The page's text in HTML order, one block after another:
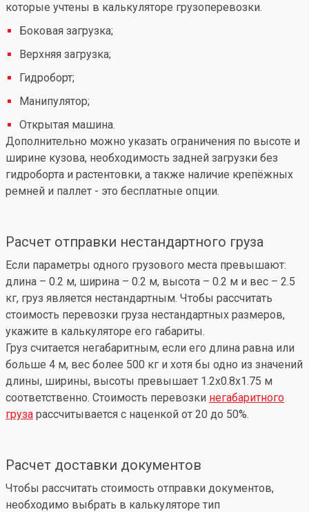
которые учтены в калькуляторе грузоперевозки.
Боковая загрузка;
Верхняя загрузка;
Гидроборт;
Манипулятор;
Открытая машина.
Дополнительно можно указать ограничения по высоте и
ширине кузова, необходимость задней загрузки без
гидроборта и растентовки, а также наличие крепёжных
ремней и паллет - это бесплатные опции.
Расчет отправки нестандартного груза
Если параметры одного грузового места превышают:
длина – 0.2 м, ширина – 0.2 м, высота – 0.2 м и вес – 2.5
кг, груз является нестандартным. Чтобы рассчитать
стоимость перевозки груза нестандартных размеров,
укажите в калькуляторе его габариты.
Груз считается негабаритным, если его длина равна или
больше 4 м, вес более 500 кг и хотя бы одно из значений
длины, ширины, высоты превышает 1.2x0.8x1.75 м
соответственно. Стоимость перевозки негабаритного
груза рассчитывается с наценкой от 20 до 50%.
Расчет доставки документов
Чтобы рассчитать стоимость отправки документов,
необходимо выбрать в калькуляторе тип